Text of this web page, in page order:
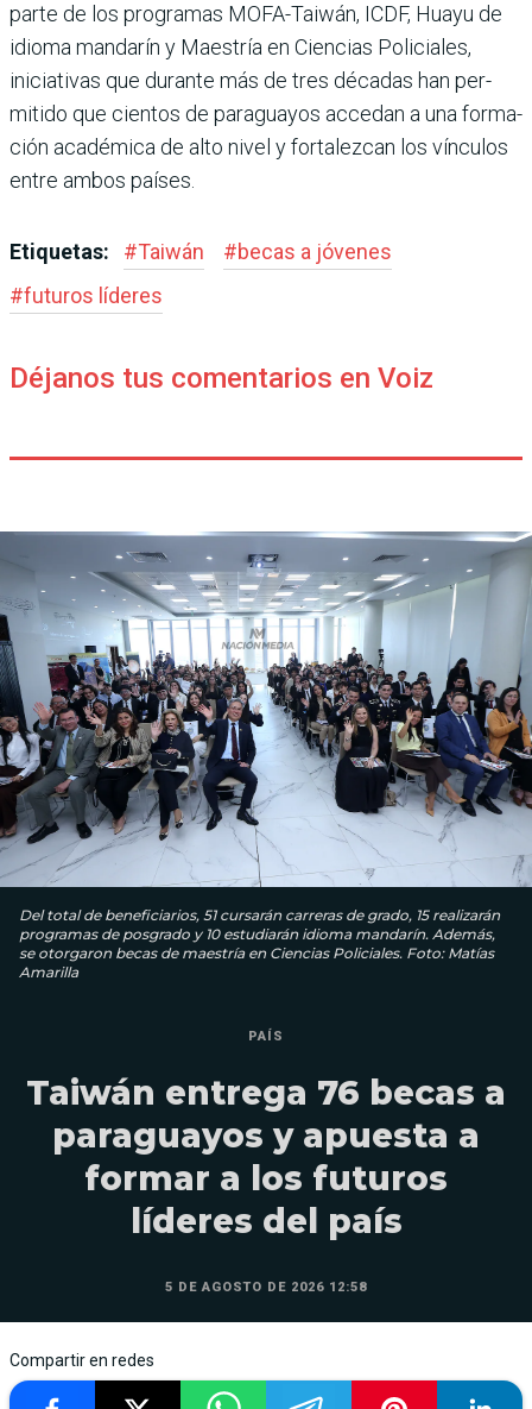
parte de los progra­mas MOFA-Taiwán, ICDF, Huayu de
idioma mandarín y Maestría en Ciencias Poli­ciales,
iniciativas que durante más de tres décadas han per­
mitido que cientos de para­guayos accedan a una forma­
ción académica de alto nivel y fortalezcan los vínculos
entre ambos países.
Etiquetas: #Taiwán #becas a jóvenes
#futuros líderes
Déjanos tus comentarios en Voiz
Del total de beneficiarios, 51 cursarán carreras de grado, 15 realizarán
programas de posgrado y 10 estudiarán idioma mandarín. Además,
se otorgaron becas de maestría en Ciencias Policiales. Foto: Matías
Amarilla
PAÍS
Taiwán entrega 76 becas a
paraguayos y apuesta a
formar a los futuros
líderes del país
5 DE AGOSTO DE 2026 12:58
Compartir en redes